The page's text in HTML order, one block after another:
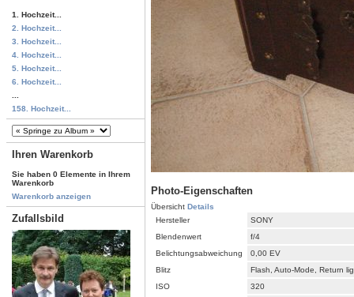
1. Hochzeit...
2. Hochzeit...
3. Hochzeit...
4. Hochzeit...
5. Hochzeit...
6. Hochzeit...
158. Hochzeit...
Ihren Warenkorb
Sie haben 0 Elemente in Ihrem
Warenkorb
Warenkorb anzeigen
Zufallsbild
Photo-Eigenschaften
Übersicht Details
Hersteller
SONY
Blendenwert
f/4
Belichtungsabweichung
0,00 EV
Blitz
Flash, Auto-Mode, Return
ISO
320